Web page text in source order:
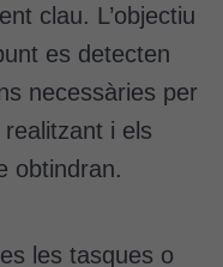
clau. L’objectiu
es detecten
necessàries per
i els
obtindran.
les tasques o